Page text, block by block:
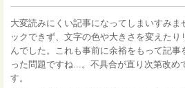
大変読みにくい記事になってしまいすみま
ックできず、文字の色や大きさを変えた
んでした。これも事前に余裕をもって記
った問題ですね...。不具合が直り次第改め
す。